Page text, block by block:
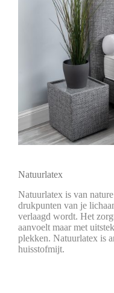
Natuurlatex
Natuurlatex is van
drukpunten van je
verlaagd wordt. Het
aanvoelt maar met
plekken. Natuurlatex is
huisstofmijt.